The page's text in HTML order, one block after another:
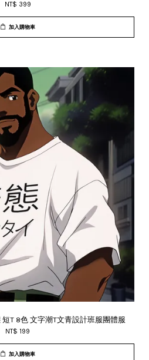
NT$ 399
加入購物車
T 8色 文字潮T文青設計班服團體服
NT$ 199
加入購物車